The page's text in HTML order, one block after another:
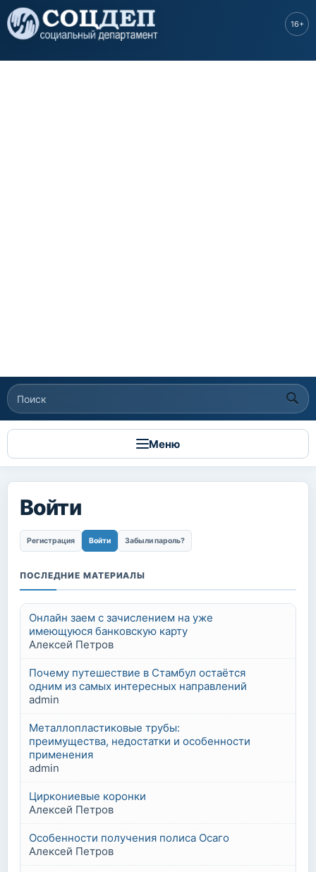
Перейти к
основному
содержанию
Форма поиска
Поиск
16+
Меню
Войти
Главные вкладки
Регистрация Войти
(активная вкладка)
Забыли пароль?
ПОСЛЕДНИЕ МАТЕРИАЛЫ
Онлайн заем с зачислением на уже
имеющуюся банковскую карту
Алексей Петров
Почему путешествие в Стамбул остаётся
одним из самых интересных направлений
admin
Металлопластиковые трубы:
преимущества, недостатки и особенности
применения
admin
Циркониевые коронки
Алексей Петров
Особенности получения полиса Осаго
Алексей Петров